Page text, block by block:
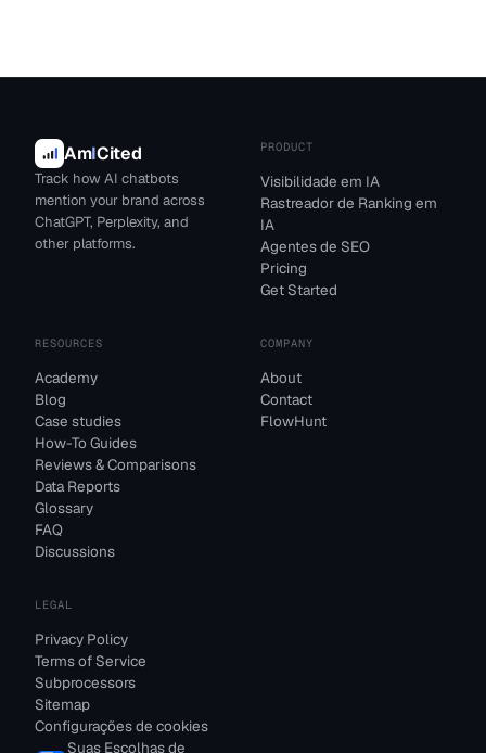
AmICited
Track how AI chatbots
mention your brand across
ChatGPT, Perplexity, and
other platforms.
PRODUCT
Visibilidade em IA
Rastreador de Ranking em
IA
Agentes de SEO
Pricing
Get Started
RESOURCES
Academy
Blog
Case studies
How-To Guides
Reviews & Comparisons
Data Reports
Glossary
FAQ
Discussions
COMPANY
About
Contact
FlowHunt
LEGAL
Privacy Policy
Terms of Service
Subprocessors
Sitemap
Configurações de cookies
Suas Escolhas de